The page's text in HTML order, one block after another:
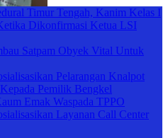
Timur Tengah, Kanim Kelas I
Dikonfirmasi Ketua LSI
Satpam Obyek Vital Untuk
Pelarangan Knalpot
Pemilik Bengkel
Emak Waspada TPPO
Layanan Call Center